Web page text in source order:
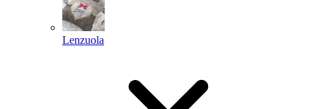
Lenzuola